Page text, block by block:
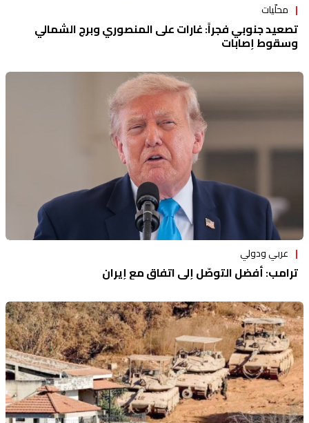
محلّيات
تصعيد جنوبي فجراً: غارات على المنصوري وبرج الشمالي
وسقوط إصابات
عربي ودولي
ترامب: أفضل التوصّل إلى اتفاق مع إيران